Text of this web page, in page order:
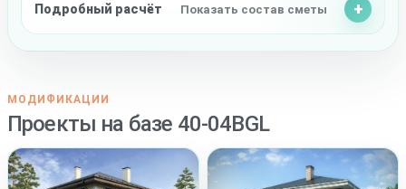
Подробный расчёт Показать состав сметы
МОДИФИКАЦИИ
Проекты на базе 40-04BGL